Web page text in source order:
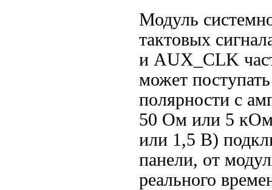
Модуль
тактовых
и AUX_CLK
может
полярности с
50 Ом или 5 кОм,
или 1,5 В)
панели, от
реального